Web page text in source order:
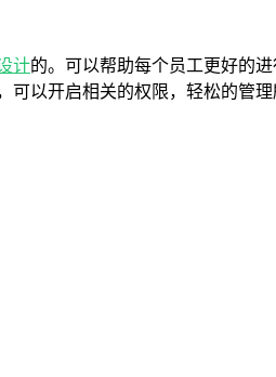
计的。可以帮助每个员工更好的
可以开启相关的权限，轻松的管